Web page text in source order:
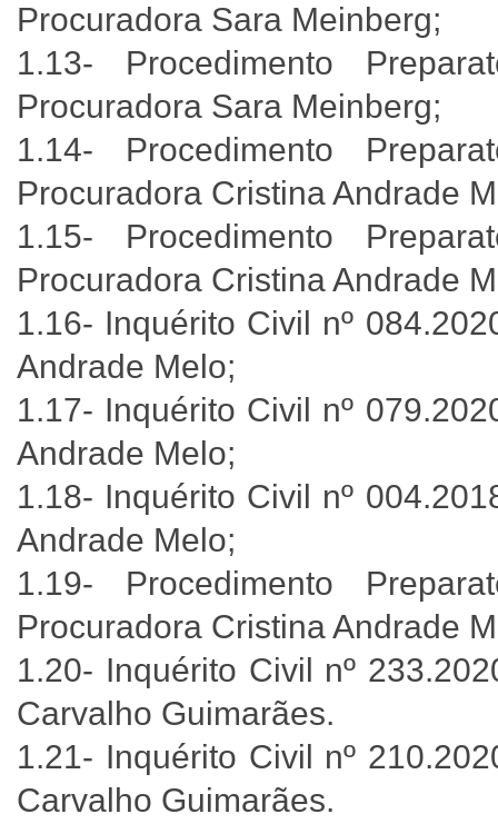
Procuradora Sara Meinberg;
1.13- Procedimento
Procuradora Sara Meinberg;
1.14- Procedimento
Procuradora Cristina Andrade
1.15- Procedimento
Procuradora Cristina Andrade
1.16- Inquérito Civil nº
Andrade Melo;
1.17- Inquérito Civil nº
Andrade Melo;
1.18- Inquérito Civil nº
Andrade Melo;
1.19- Procedimento
Procuradora Cristina Andrade
1.20- Inquérito Civil nº
Carvalho Guimarães.
1.21- Inquérito Civil nº
Carvalho Guimarães.